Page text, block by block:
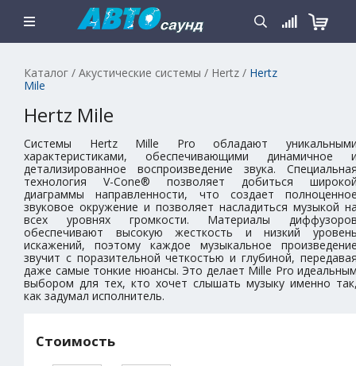
Каталог / Акустические системы / Hertz / Hertz
Mile
Hertz Mile
Системы Hertz Mille Pro обладают
характеристиками, обеспечивающими динамичное
детализированное воспроизведение звука.
технология V-Cone® позволяет добиться
диаграммы направленности, что создает
звуковое окружение и позволяет насладиться музыкой
всех уровнях громкости. Материалы
обеспечивают высокую жесткость и низкий
искажений, поэтому каждое музыкальное
звучит с поразительной четкостью и глубиной,
даже самые тонкие нюансы. Это делает Mille Pro
выбором для тех, кто хочет слышать музыку именно
как задумал исполнитель.
Стоимость